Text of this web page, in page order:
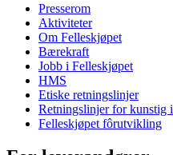
Presserom
Aktiviteter
Om Felleskjøpet
Bærekraft
Jobb i Felleskjøpet
HMS
Etiske retningslinjer
Retningslinjer for kunstig
Felleskjøpet fôrutvikling